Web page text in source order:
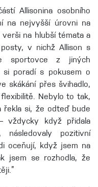
Allisonina osobního
na nejvyšší úrovni na
na hlubší témata a
v nichž Allison s
sportovce z jiných
si poradí s pokusem o
skákání přes švihadlo,
Nebylo to tak,
řekla si, že odteď bude
vždycky když přidala
následovaly pozitivní
oceňují, když jsem na
jsem se rozhodla, že